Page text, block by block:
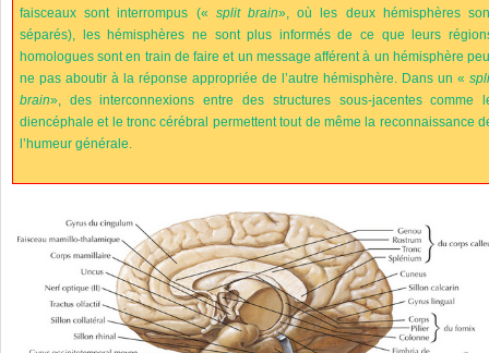
faisceaux sont interrompus (« split brain», où les deux hémisphères
séparés), les hémisphères ne sont plus informés de ce que leurs
homologues sont en train de faire et un message afférent à un hémisphère
ne pas aboutir à la réponse appropriée de l’autre hémisphère. Dans un «
brain», des interconnexions entre des structures sous-jacentes comme
diencéphale et le tronc cérébral permettent tout de même la reconnaissance
l’humeur générale.